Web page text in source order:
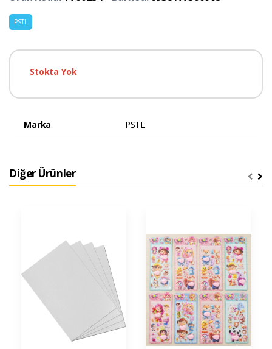
PSTL
Stokta Yok
Marka PSTL
Diğer Ürünler